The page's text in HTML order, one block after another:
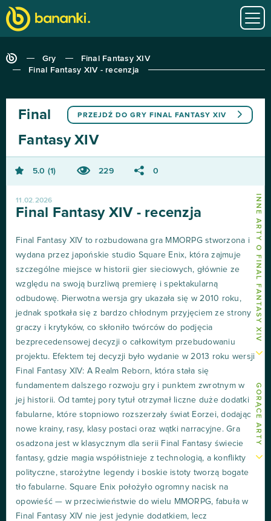
Gry
Final Fantasy XIV
Final Fantasy XIV - recenzja
INNE ARTY O FINAL FANTASY XIV
GORĄCE ARTY
PRZEJDŹ DO GRY FINAL FANTASY XIV
Final
Fantasy XIV
5.0 1 229 0
11.02.2026
Final Fantasy XIV - recenzja
Final Fantasy XIV to rozbudowana gra MMORPG stworzona i
wydana przez japońskie studio Square Enix, która zajmuje
szczególne miejsce w historii gier sieciowych, głównie ze
względu na swoją burzliwą premierę i spektakularną
odbudowę. Pierwotna wersja gry ukazała się w 2010 roku,
jednak spotkała się z bardzo chłodnym przyjęciem ze strony
graczy i krytyków, co skłoniło twórców do podjęcia
bezprecedensowej decyzji o całkowitym przebudowaniu
projektu. Efektem tej decyzji było wydanie w 2013 roku wersji
Final Fantasy XIV: A Realm Reborn, która stała się
fundamentem dalszego rozwoju gry i punktem zwrotnym w
jej historii. Od tamtej pory tytuł otrzymał liczne duże dodatki
fabularne, które stopniowo rozszerzały świat Eorzei, dodając
nowe krainy, rasy, klasy postaci oraz wątki narracyjne. Gra
osadzona jest w klasycznym dla serii Final Fantasy świecie
fantasy, gdzie magia współistnieje z technologią, a konflikty
polityczne, starożytne legendy i boskie istoty tworzą bogate
tło fabularne. Square Enix położyło ogromny nacisk na
opowieść — w przeciwieństwie do wielu MMORPG, fabuła w
Final Fantasy XIV nie jest jedynie dodatkiem, lecz